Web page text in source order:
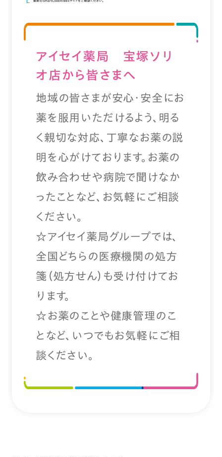
アイセイ薬局 宝塚ソリ
オ店から皆さまへ
地域の皆さまが安心・安全にお
薬を服用いただけるよう、明る
く親切な対応、丁寧なお薬の説
明を心がけております。お薬の
飲み合わせや病院で聞けなか
ったことなど、お気軽にご相談
ください。
☆アイセイ薬局グループでは、
全国どちらの医療機関の処方
箋（処方せん）も受け付けてお
ります。
☆お薬のことや健康管理のこ
となど、いつでもお気軽にご相
談ください。